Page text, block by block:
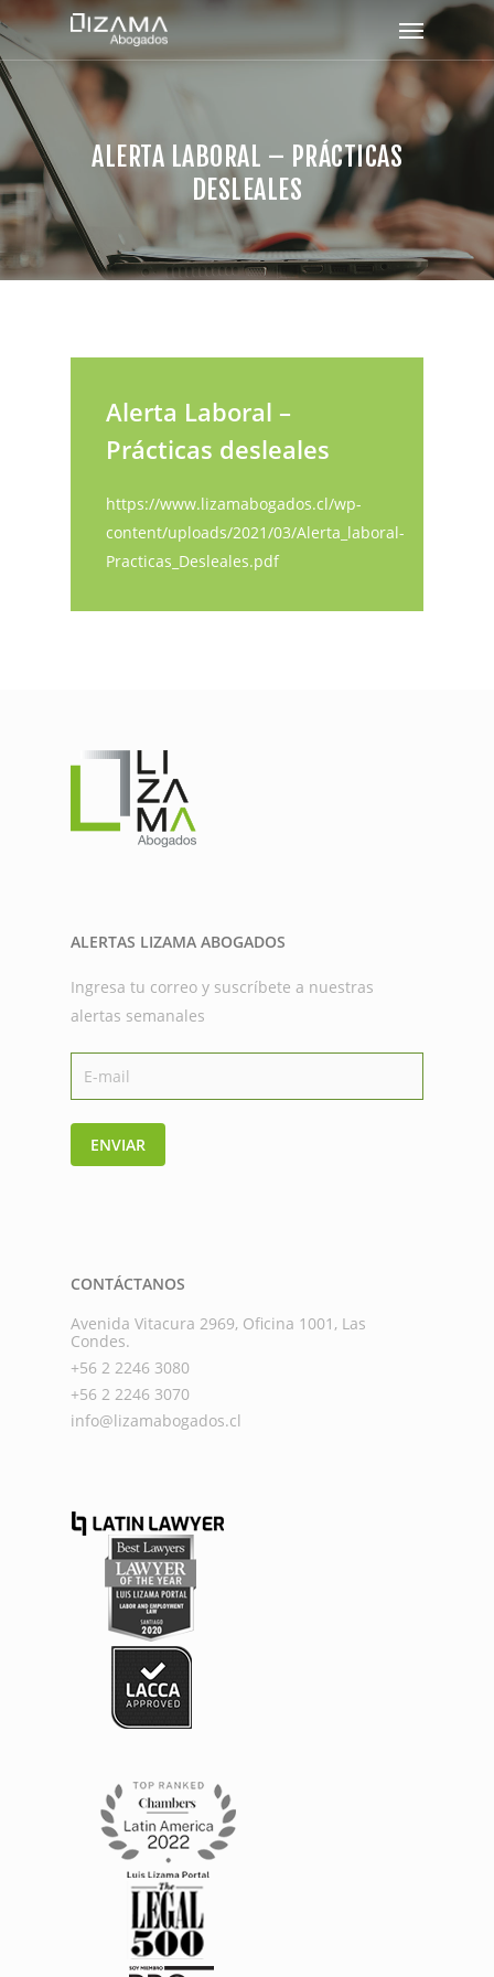
ALERTA LABORAL – PRÁCTICAS
DESLEALES
Alerta Laboral –
Prácticas desleales
https://www.lizamabogados.cl/wp-
content/uploads/2021/03/Alerta_laboral-
Practicas_Desleales.pdf
ALERTAS LIZAMA ABOGADOS
Ingresa tu correo y suscríbete a nuestras
alertas semanales
ENVIAR
CONTÁCTANOS
Avenida Vitacura 2969, Oficina 1001, Las
Condes.
+56 2 2246 3080
+56 2 2246 3070
info@lizamabogados.cl